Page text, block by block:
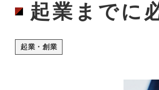
起業までに
起業・創業